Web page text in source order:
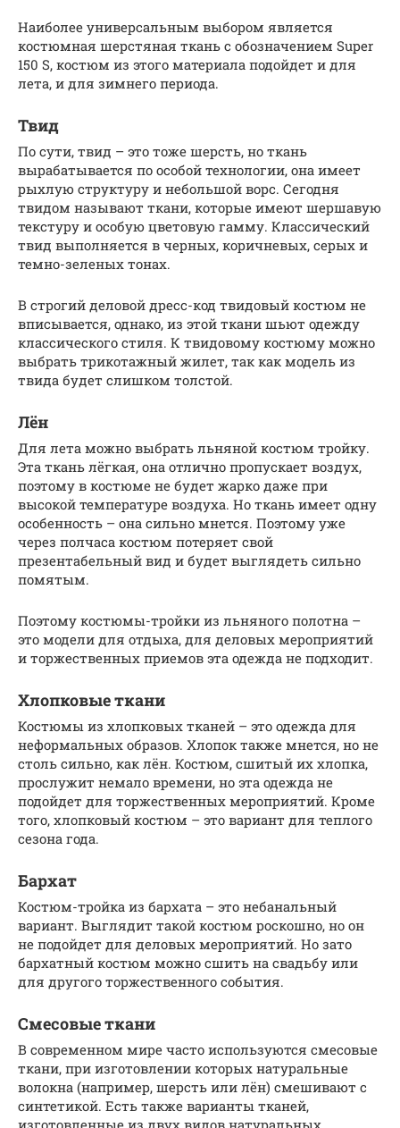
Наиболее универсальным выбором является
костюмная шерстяная ткань с обозначением Super
150 S, костюм из этого материала подойдет и для
лета, и для зимнего периода.
Твид
По сути, твид – это тоже шерсть, но ткань
вырабатывается по особой технологии, она имеет
рыхлую структуру и небольшой ворс. Сегодня
твидом называют ткани, которые имеют шершавую
текстуру и особую цветовую гамму. Классический
твид выполняется в черных, коричневых, серых и
темно-зеленых тонах.
В строгий деловой дресс-код твидовый костюм не
вписывается, однако, из этой ткани шьют одежду
классического стиля. К твидовому костюму можно
выбрать трикотажный жилет, так как модель из
твида будет слишком толстой.
Лён
Для лета можно выбрать льняной костюм тройку.
Эта ткань лёгкая, она отлично пропускает воздух,
поэтому в костюме не будет жарко даже при
высокой температуре воздуха. Но ткань имеет одну
особенность – она сильно мнется. Поэтому уже
через полчаса костюм потеряет свой
презентабельный вид и будет выглядеть сильно
помятым.
Поэтому костюмы-тройки из льняного полотна –
это модели для отдыха, для деловых мероприятий
и торжественных приемов эта одежда не подходит.
Хлопковые ткани
Костюмы из хлопковых тканей – это одежда для
неформальных образов. Хлопок также мнется, но не
столь сильно, как лён. Костюм, сшитый их хлопка,
прослужит немало времени, но эта одежда не
подойдет для торжественных мероприятий. Кроме
того, хлопковый костюм – это вариант для теплого
сезона года.
Бархат
Костюм-тройка из бархата – это небанальный
вариант. Выглядит такой костюм роскошно, но он
не подойдет для деловых мероприятий. Но зато
бархатный костюм можно сшить на свадьбу или
для другого торжественного события.
Смесовые ткани
В современном мире часто используются смесовые
ткани, при изготовлении которых натуральные
волокна (например, шерсть или лён) смешивают с
синтетикой. Есть также варианты тканей,